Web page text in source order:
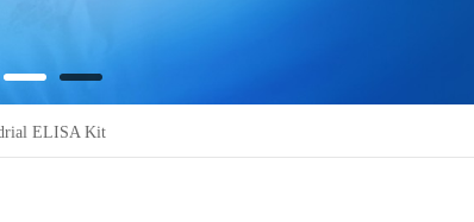
ELISA Kit